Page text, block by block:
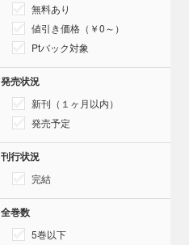
無料あり
値引き価格（￥0～）
Ptバック対象
発売状況
新刊（１ヶ月以内）
発売予定
刊行状況
完結
全巻数
5巻以下